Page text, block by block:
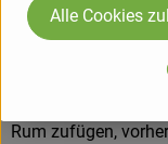
Nun Zimt,
Rosinen) dazu
Nach etwa 10-15
Rum zufügen,
Alle Cookies